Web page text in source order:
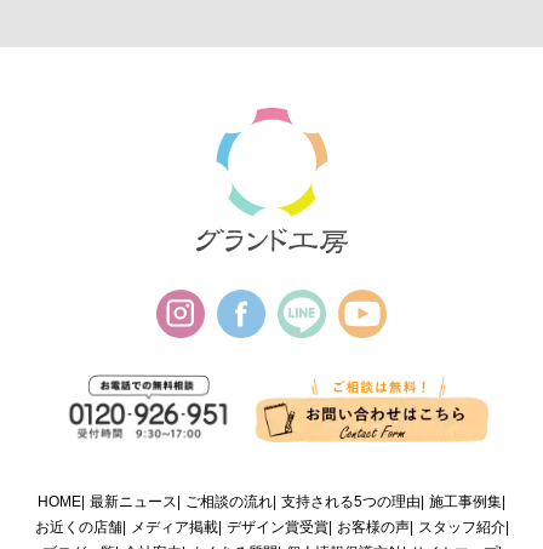
HOME 最新ニュース ご相談の流れ 支持される5つの理由 施工事例集
お近くの店舗
メディア掲載 デザイン賞受賞 お客様の声
スタッフ紹介